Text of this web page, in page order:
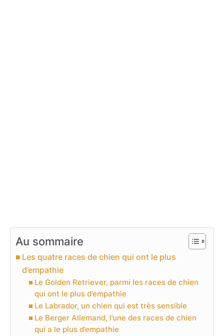
Au sommaire
Les quatre races de chien qui ont le plus
d’empathie
Le Golden Retriever, parmi les races de chien
qui ont le plus d’empathie
Le Labrador, un chien qui est très sensible
Le Berger Allemand, l’une des races de chien
qui a le plus d’empathie